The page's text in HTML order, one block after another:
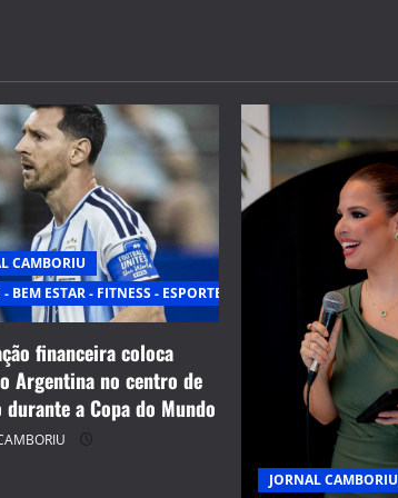
CAMBORIU
BEM ESTAR - FITNESS - ESPORTE
financeira coloca
Argentina no centro de
durante a Copa do Mundo
JORNAL CAMBORIU